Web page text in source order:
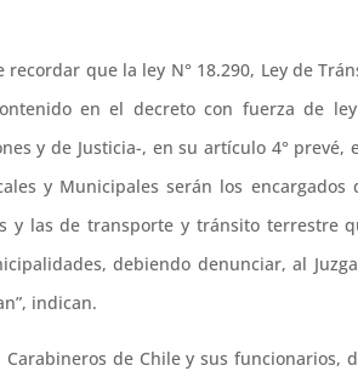
recordar que la ley N° 18.290, Ley de
en el decreto con fuerza de
y de Justicia-, en su artículo 4°
y Municipales serán los
y las de transporte y tránsito terrestre
debiendo denunciar, al
indican.
Carabineros de Chile y sus